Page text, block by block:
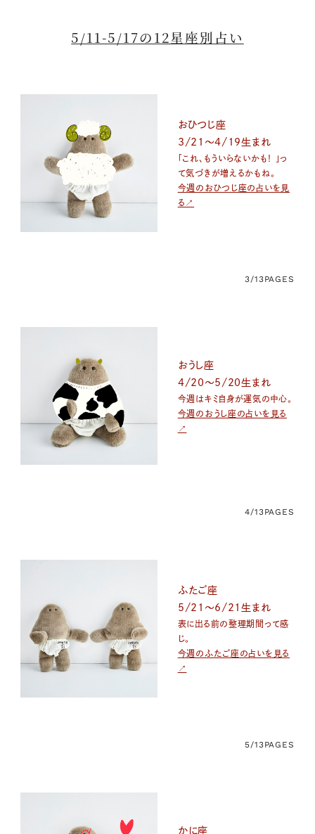
5/11-5/17の12星座別占い
おひつじ座
3/21～4/19生まれ
「これ、もういらないかも！ 」っ
て気づきが増えるかもね。
今週のおひつじ座の占いを見
る↗
3/13PAGES
おうし座
4/20～5/20生まれ
今週はキミ自身が運気の中心。
今週のおうし座の占いを見る
↗
4/13PAGES
ふたご座
5/21～6/21生まれ
表に出る前の整理期間って感
じ。
今週のふたご座の占いを見る
↗
5/13PAGES
かに座